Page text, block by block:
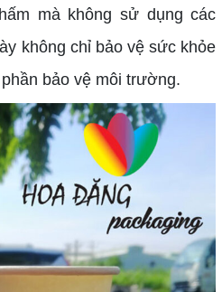
mà không sử dụng các
không chỉ bảo vệ sức khỏe
bảo vệ môi trường.